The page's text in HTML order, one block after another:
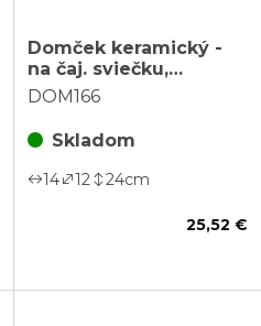
Domček keramický -
na čaj. sviečku,
vianočné, červené
DOM166
Skladom
14 12 24cm
25,52 €